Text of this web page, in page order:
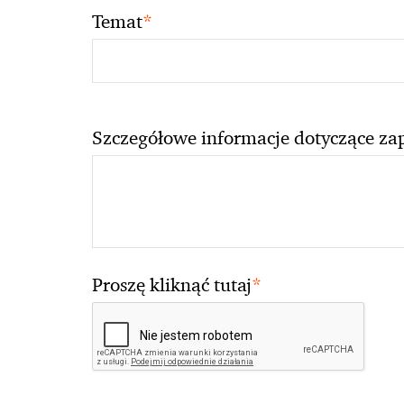
Temat*
Szczegółowe informacje dotyczące
Proszę kliknąć tutaj*